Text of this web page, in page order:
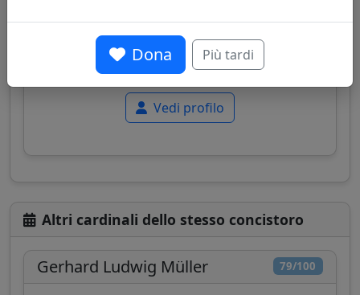
collaboratore di Papa Francesco, noto per le
sue posizioni progressiste e il suo ruolo nella
riforma teologica della Chiesa.
Vedi profilo
Altri cardinali dello stesso concistoro
79/100
Gerhard Ludwig Müller
Dona Più tardi